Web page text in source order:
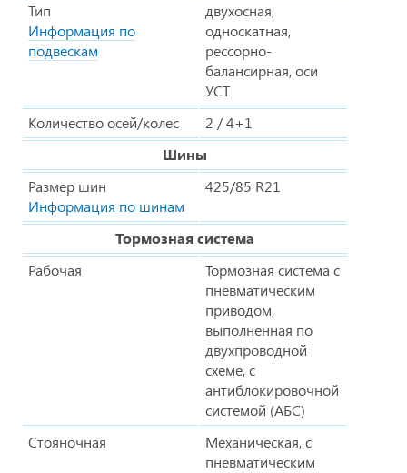
Тип
Информация по
подвескам
двухосная,
односкатная,
рессорно-
балансирная, оси
УСТ
Количество осей/колес
2 / 4+1
Шины
Размер шин
Информация по шинам
425/85 R21
Тормозная система
Рабочая
Тормозная система с
пневматическим
приводом,
выполненная по
двухпроводной
схеме, с
антиблокировочной
системой (АБС)
Стояночная
Механическая, с
пневматическим